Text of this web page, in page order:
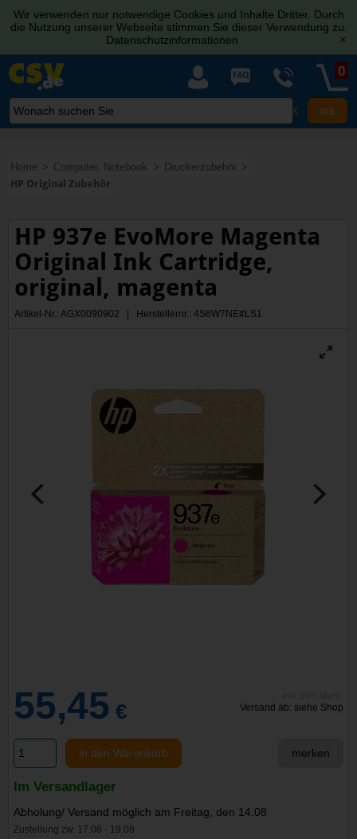
Wir verwenden nur notwendige Cookies und Inhalte Dritter. Durch
die Nutzung unserer Webseite stimmen Sie dieser Verwendung zu.
Datenschutzinformationen
[x]
X
0
Home Computer, Notebook
Druckerzubehör
HP Original Zubehör
HP 937e EvoMore Magenta
Original Ink Cartridge,
original, magenta
Artikel-Nr.: AGX0090902 | Herstellernr.: 4S6W7NE#LS1
55,45 € Versand ab: siehe Shop
in den Warenkorb merken
Im Versandlager
Abholung/ Versand möglich am Freitag, den 14.08
Zustellung zw. 17.08 - 19.08